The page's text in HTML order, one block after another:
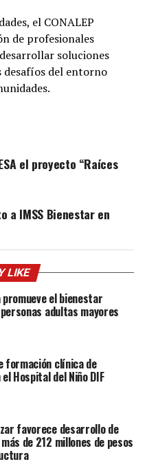
el CONALEP
de profesionales
soluciones
desafíos del entorno
el proyecto “Raíces
a IMSS Bienestar en
LIKE
promueve el bienestar
adultas mayores
formación clínica de
Hospital del Niño DIF
favorece desarrollo de
de 212 millones de pesos